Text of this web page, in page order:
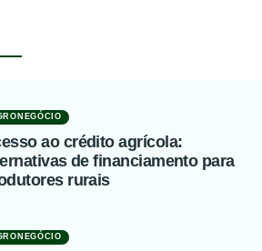
ao crédito agrícola:
de financiamento para
rurais